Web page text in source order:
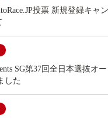
投票 新規登録キャ
SG第37回全日本選抜オ
した